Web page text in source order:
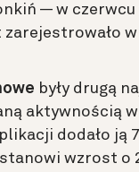
— w czerwcu
zarejestrowało
były drugą
aktywnością
dodało ją
wzrost o